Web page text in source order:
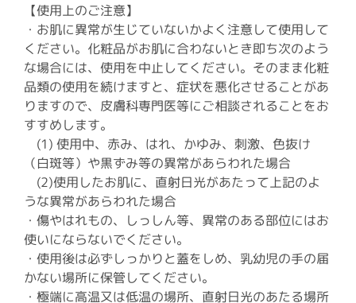
【使用上のご注意】
・お肌に異常が生じていないかよく注意して使用して
ください。化粧品がお肌に合わないとき即ち次のよう
な場合には、使用を中止してください。そのまま化粧
品類の使用を続けますと、症状を悪化させることがあ
りますので、皮膚科専門医等にご相談されることをお
すすめします。
(1) 使用中、赤み、はれ、かゆみ、刺激、色抜け
（白斑等）や黒ずみ等の異常があらわれた場合
(2)使用したお肌に、直射日光があたって上記のよ
うな異常があらわれた場合
・傷やはれもの、しっしん等、異常のある部位にはお
使いにならないでください。
・使用後は必ずしっかりと蓋をしめ、乳幼児の手の届
かない場所に保管してください。
・極端に高温又は低温の場所、直射日光のあたる場所